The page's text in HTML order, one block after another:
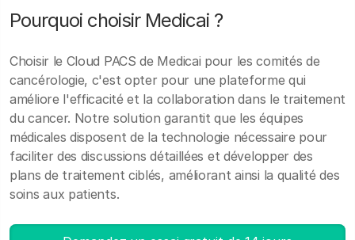
Pourquoi choisir Medicai ?
Choisir le Cloud PACS de Medicai pour les comités de
cancérologie, c'est opter pour une plateforme qui
améliore l'efficacité et la collaboration dans le traitement
du cancer. Notre solution garantit que les équipes
médicales disposent de la technologie nécessaire pour
faciliter des discussions détaillées et développer des
plans de traitement ciblés, améliorant ainsi la qualité des
soins aux patients.